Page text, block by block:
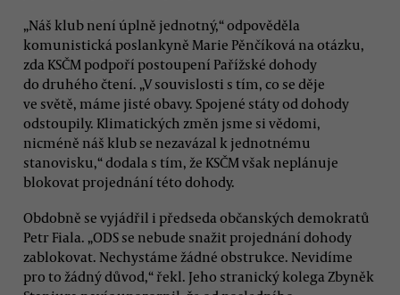
„Náš klub není úplně jednotný,“ odpověděla
komunistická poslankyně Marie Pěnčíková na otázku,
zda KSČM podpoří postoupení Pařížské dohody
do druhého čtení. „V souvislosti s tím, co se děje
ve světě, máme jisté obavy. Spojené státy od dohody
odstoupily. Klimatických změn jsme si vědomi,
nicméně náš klub se nezavázal k jednotnému
stanovisku,“ dodala s tím, že KSČM však neplánuje
blokovat projednání této dohody.
Obdobně se vyjádřil i předseda občanských demokratů
Petr Fiala. „ODS se nebude snažit projednání dohody
zablokovat. Nechystáme žádné obstrukce. Nevidíme
pro to žádný důvod,“ řekl. Jeho stranický kolega Zbyněk